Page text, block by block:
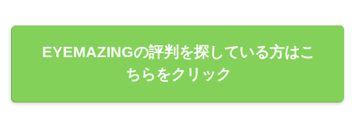
EYEMAZINGの評判を探している方はこ
ちらをクリック